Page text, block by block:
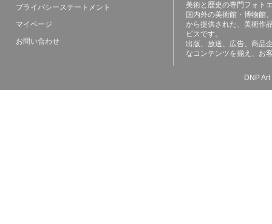
プライバシーステートメント
マイページ
お問い合わせ
美術と歴史の専門フォト
国内外の美術館・博物館
から提供された、美術作
ビスです。
出版、放送、広告、商品
なコンテンツを揃え、お
DNP